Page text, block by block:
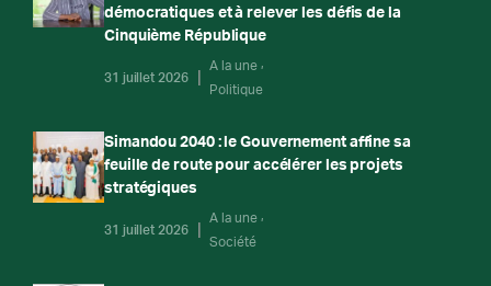
démocratiques et à relever les défis de la
Cinquième République
31 juillet 2026
A la une
Politique
Simandou 2040 : le Gouvernement affine sa
feuille de route pour accélérer les projets
stratégiques
31 juillet 2026
A la une
Société